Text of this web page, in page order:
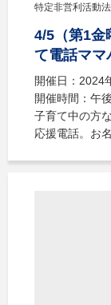
特定非営利活動
4/5（第1金
て電話ママ
開催日：2024
開催時間：午
子育て中の方
応援電話。お